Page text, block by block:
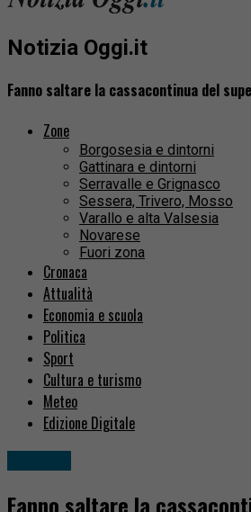
Notizia Oggi.it
Fanno saltare la cassacontinua del
Zone
Borgosesia e dintorni
Gattinara e dintorni
Serravalle e Grignasco
Sessera, Trivero, Mosso
Varallo e alta Valsesia
Novarese
Fuori zona
Cronaca
Attualità
Economia e scuola
Politica
Sport
Cultura e turismo
Meteo
Edizione Digitale
Fanno saltare la